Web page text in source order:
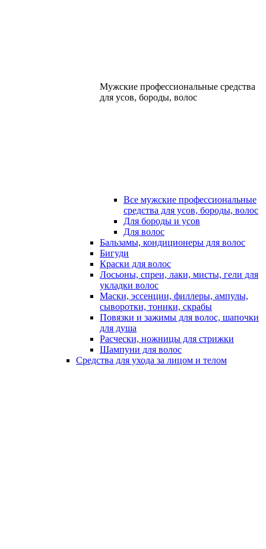
Мужские профессиональные средства
для усов, бороды, волос
Все мужские профессиональные
средства для усов, бороды, волос
Для бороды и усов
Для волос
Бальзамы, кондиционеры для волос
Бигуди
Краски для волос
Лосьоны, спреи, лаки, мисты, гели для
укладки волос
Маски, эссенции, филлеры, ампулы,
сыворотки, тоники, скрабы
Повязки и зажимы для волос, шапочки
для душа
Расчески, ножницы для стрижки
Шампуни для волос
Средства для ухода за лицом и телом